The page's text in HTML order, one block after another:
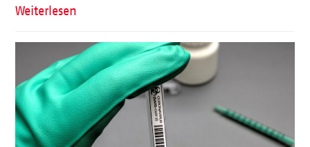
Weiterlesen